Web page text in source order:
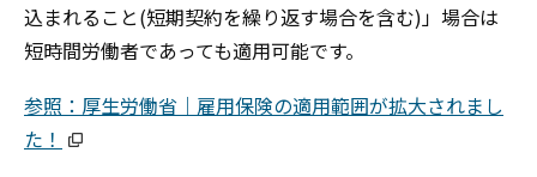
込まれること(短期契約を繰り返す場合を含む)」場合は
短時間労働者であっても適用可能です。
参照：厚生労働省｜雇用保険の適用範囲が拡大されまし
た！